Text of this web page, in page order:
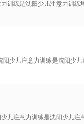
训练是沈阳少儿注意力训
少儿注意力训练是沈阳少
儿注意力训练是沈阳少儿